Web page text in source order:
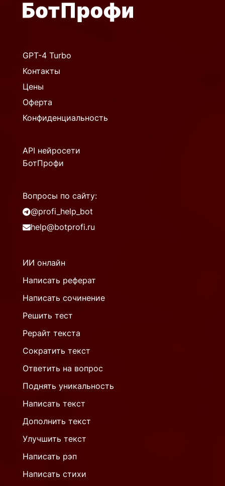
GPT-4 Turbo
Контакты
Цены
Оферта
Конфиденциальность
API нейросети
БотПрофи
Вопросы по сайту:
@profi_help_bot
help@botprofi.ru
ИИ онлайн
Написать реферат
Написать сочинение
Решить тест
Рерайт текста
Сократить текст
Ответить на вопрос
Поднять уникальность
Написать текст
Дополнить текст
Улучшить текст
Написать рэп
Написать стихи